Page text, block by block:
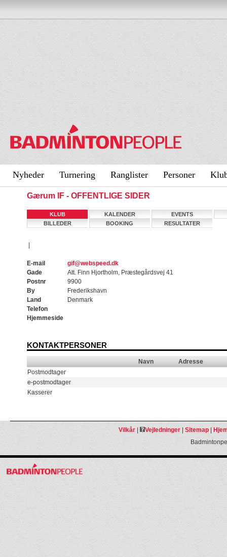
Nyheder Turnering Ranglister Personer
Gærum IF - OFFENTLIGE SIDER
KLUB KALENDER
EVENTS
BILLEDER
BOOKING RESULTATER
E-mail
gif@webspeed.dk
Gade
Att. Finn Hjortholm, Præstegårdsvej 41
Postnr
9900
By
Frederikshavn
Land
Denmark
Telefon
Hjemmeside
KONTAKTPERSONER
Navn
Adresse
Postmodtager
e-postmodtager
Kasserer
Vilkår| Vejledninger| Sitemap|